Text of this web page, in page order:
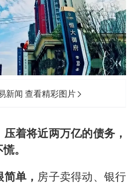
新闻 查看精彩图片
着将近两万亿的债务，
。
单， 房子卖得动、银行